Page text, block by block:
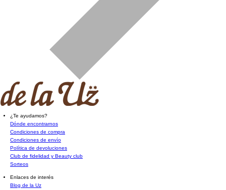
¿Te ayudamos?
Dónde encontrarnos
Condiciones de compra
Condiciones de envío
Política de devoluciones
Club de fidelidad y Beauty club
Sorteos
Enlaces de interés
Blog de la Uz